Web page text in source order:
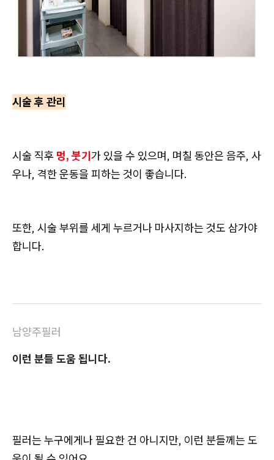
시술 후 관리
시술 직후 멍, 붓기가 있을 수 있으며, 며칠 동안은 음주, 사
우나, 격한 운동을 피하는 것이 좋습니다.
또한, 시술 부위를 세게 누르거나 마사지하는 것도 삼가야
합니다.
남양주필러
이런 분들 도움 됩니다.
필러는 누구에게나 필요한 건 아니지만, 이런 분들께는 도